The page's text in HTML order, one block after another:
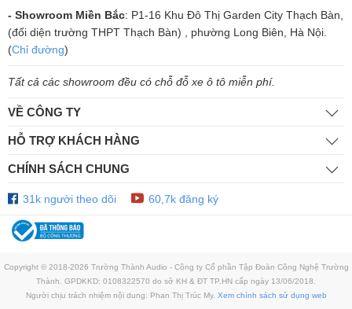
nhưng không mất đi sự sang trọng và thanh lịch, góc cạnh được vo
tròn mềm mại mang tính thẩm mỹ cao. Với thiết kế siêu mỏng (slim-
line), đây là mẫu receiver phù hợp với các phòng khách căn hộ hiện
- Showroom Miền Bắc: P1-16 Khu Đô Thị Garden City Thạch Bàn,
(đối diện trường THPT Thạch Bàn) , phường Long Biên, Hà Nội.
(Chỉ đường)
Tất cả các showroom đều có chỗ đỗ xe ô tô miễn phí.
VỀ CÔNG TY
HỖ TRỢ KHÁCH HÀNG
CHÍNH SÁCH CHUNG
31k người theo dõi 60,7k đăng ký
Copyright © 2018-2026 Trường Thành Audio - Công ty Cổ phần Tập Đoàn Công Nghệ Trường
Thành. GPDKKD: 0108322570 do sở KH & ĐT TP.HN cấp ngày 13/06/2018.
Người chịu trách nhiệm nội dung: Phan Thị Trúc My. Xem chính sách sử dụng web